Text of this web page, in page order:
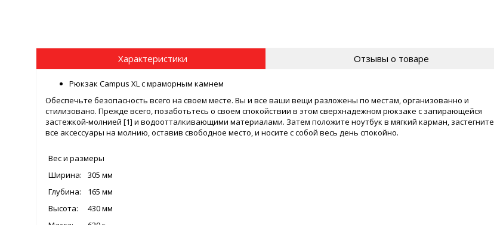
Характеристики Отзывы о товаре
Рюкзак Campus XL с мраморным камнем
Обеспечьте безопасность всего на своем месте. Вы и все ваши вещи разложены по местам, организованно и
стилизовано. Прежде всего, позаботьтесь о своем спокойствии в этом сверхнадежном рюкзаке с запирающейся
застежкой-молнией [1] и водоотталкивающими материалами. Затем положите ноутбук в мягкий карман, застегните
все аксессуары на молнию, оставив свободное место, и носите с собой весь день спокойно.
Вес и размеры
Ширина:
305 мм
Глубина:
165 мм
Высота:
430 мм